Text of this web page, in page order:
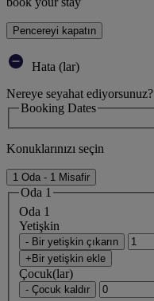
Pencereyi kapatın
Hata (lar)
Nereye seyahat ediyorsunuz?
Booking Dates
Konuklarınızı seçin
1 Oda - 1 Misafir
Oda 1
Oda 1
Yetişkin
- Bir yetişkin çıkarın
+Bir yetişkin ekle
Çocuk(lar)
- Çocuk kaldır